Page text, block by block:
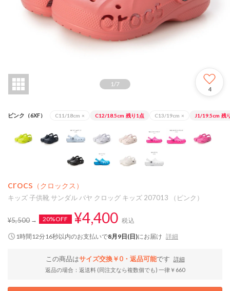
1 /7
4
ピンク（6XF） C11/18cm × C12/18.5cm 残り1点 C13/19cm × J1/19.5cm 残
crocs （クロックス）
キッズ 子供靴 サンダル バヤ クロッグ キッズ 207013 （ピンク）
¥5,500 20%OFF ¥4,400 税込
1時間12分16秒以内のお支払いで8月9日(日)にお届け 詳細
この商品はサイズ交換￥0・返品可能です
詳細
返品の場合：返送料 (同注文なら複数個でも) 一律￥660